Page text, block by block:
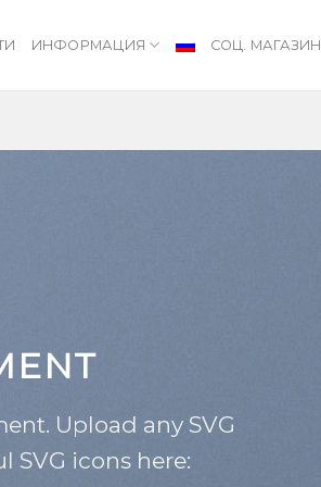
ИНФОРМАЦИЯ СОЦ. МАГАЗИН
Upload any SVG
SVG icons here: